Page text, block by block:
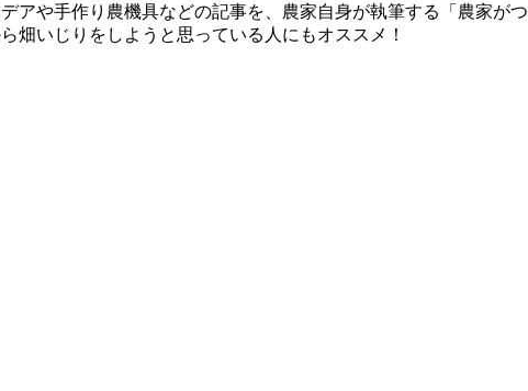
や手作り農機具などの記事を、農家自身が執筆する「農家が
いじりをしようと思っている人にもオススメ！